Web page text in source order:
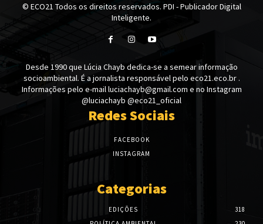
© ECO21 Todos os direitos reservados. PDI - Publicador Digital
Inteligente.
Desde 1990 que Lúcia Chayb dedica-se a semear informação
socioambiental. É a jornalista responsável pelo eco21.eco.br .
Informações pelo e-mail luciachayb@gmail.com e no Instagram
@luciachayb @eco21_oficial
Redes Sociais
FACEBOOK
INSTAGRAM
Categorias
EDIÇÕES
318